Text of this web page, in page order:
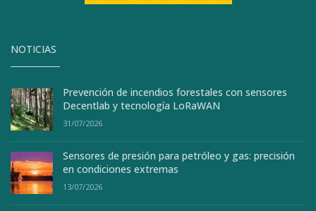
NOTICIAS
Prevención de incendios forestales con sensores
Decentlab y tecnología LoRaWAN
31/07/2026
Sensores de presión para petróleo y gas: precisión
en condiciones extremas
13/07/2026